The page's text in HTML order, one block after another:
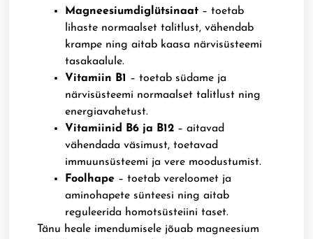
Magneesiumdiglütsinaat – toetab
lihaste normaalset talitlust, vähendab
krampe ning aitab kaasa närvisüsteemi
tasakaalule.
Vitamiin B1 – toetab südame ja
närvisüsteemi normaalset talitlust ning
energiavahetust.
Vitamiinid B6 ja B12 – aitavad
vähendada väsimust, toetavad
immuunsüsteemi ja vere moodustumist.
Foolhape – toetab vereloomet ja
aminohapete sünteesi ning aitab
reguleerida homotsüsteiini taset.
Tänu heale imendumisele jõuab magneesium